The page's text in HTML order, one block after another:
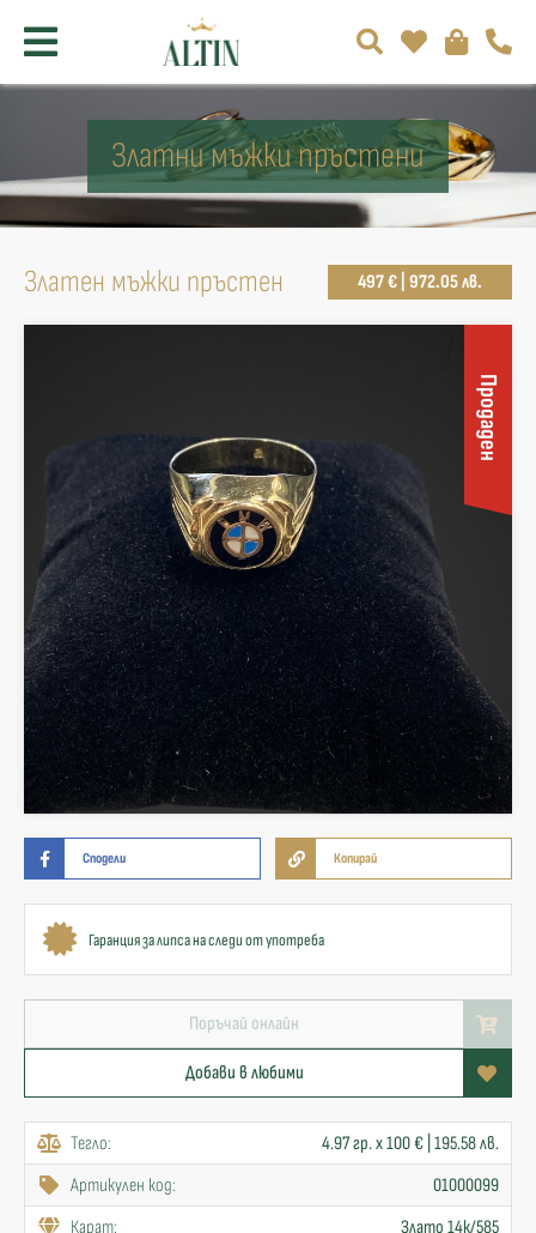
Златни мъжки пръстени
Златен мъжки пръстен 497 € | 972.05 лв.
Продаден
Сподели Копирай
Гаранция за липса на следи от употреба
Поръчай онлайн
Добави в любими
Тегло:
4.97 гр. x 100 € | 195.58 лв.
Артикулен код:
01000099
Карат:
Злато 14к/585